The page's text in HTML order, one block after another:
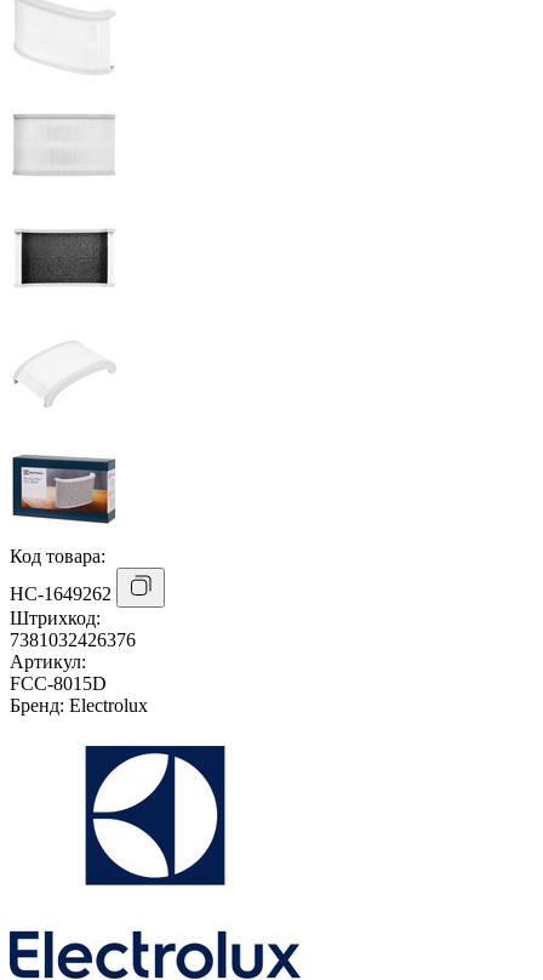
Код товара:
НС-1649262
Штрихкод:
7381032426376
Артикул:
FCC-8015D
Бренд: Electrolux